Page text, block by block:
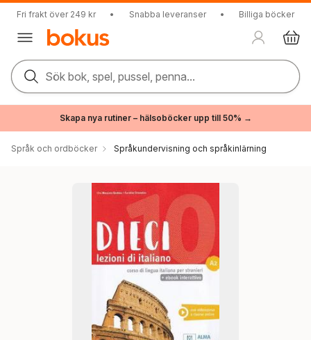
Fri frakt över 249 kr • Snabba leveranser • Billiga böcker
Sök bok, spel, pussel, penna...
Skapa nya rutiner – hälsoböcker upp till 50% →
Språk och ordböcker Språkundervisning och språkinlärning